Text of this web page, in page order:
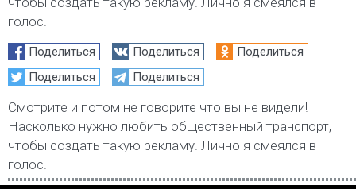
голос.
Поделиться Поделиться
Поделиться
Поделиться
Поделиться
Смотрите и потом не говорите что вы не видели!
Насколько нужно любить общественный транспорт,
чтобы создать такую рекламу. Лично я смеялся в
голос.